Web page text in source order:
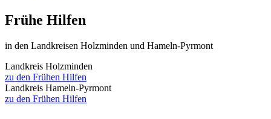
Frühe Hilfen
in den Landkreisen Holzminden und Hameln-Pyrmont
Landkreis Holzminden
zu den Frühen Hilfen
Landkreis Hameln-Pyrmont
zu den Frühen Hilfen